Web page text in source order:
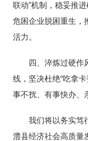
联动”机制，稳妥推
危困企业脱困重生，
活力。
四、淬炼过硬作
线，坚决杜绝“吃拿
事不扰、有事快办、
我们将以务实笃
澧县经济社会高质量